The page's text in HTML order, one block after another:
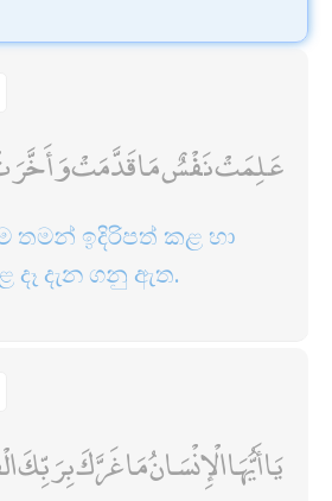
عَلِمَتْ نَفْسٌ مَا قَدَّمَتْ
තමන් ඉදිරිපත් කළ හා
දෑ දැන ගනු ඇත.
يَا أَيُّهَا الْإِنْسَانُ مَا غَرَّكَ